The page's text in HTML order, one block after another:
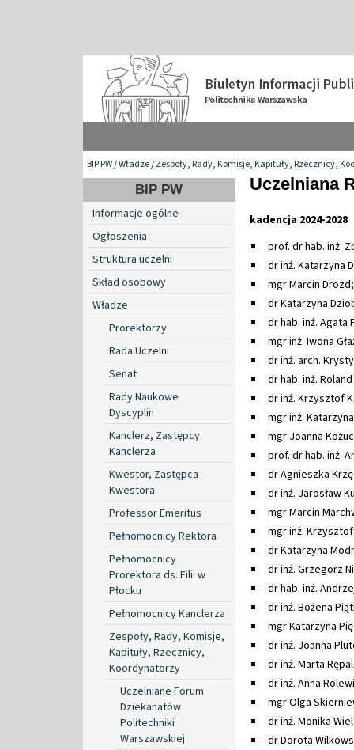
BIP PW/Władze/Zespoły, Rady, Komisje, Kapituły, Rzecznicy,
BIP PW
Informacje ogólne
Ogłoszenia
Struktura uczelni
Skład osobowy
Władze
Prorektorzy
Rada Uczelni
Senat
Rady Naukowe
Dyscyplin
Kanclerz, Zastępcy
Kanclerza
Kwestor, Zastępca
Kwestora
Professor Emeritus
Pełnomocnicy Rektora
Pełnomocnicy
Prorektora ds. Filii w
Płocku
Pełnomocnicy Kanclerza
Zespoły, Rady, Komisje,
Kapituły, Rzecznicy,
Koordynatorzy
Uczelniane Forum
Dziekanatów
Politechniki
Warszawskiej
Uczelniana
kadencja 2024-2028
prof. dr hab. inż.
dr inż. Katarzyna
mgr Marcin Drozd;
dr Katarzyna
dr hab. inż. Agata
mgr inż. Iwona
dr inż. arch.
dr hab. inż.
dr inż. Krzysztof
mgr inż.
mgr Joanna
prof. dr hab. inż.
dr Agnieszka
dr inż. Jarosław
mgr Marcin
mgr inż.
dr Katarzyna
dr inż. Grzegorz
dr hab. inż.
dr inż. Bożena
mgr Katarzyna
dr inż. Joanna
dr inż. Marta
dr inż. Anna
mgr Olga
dr inż. Monika
dr Dorota